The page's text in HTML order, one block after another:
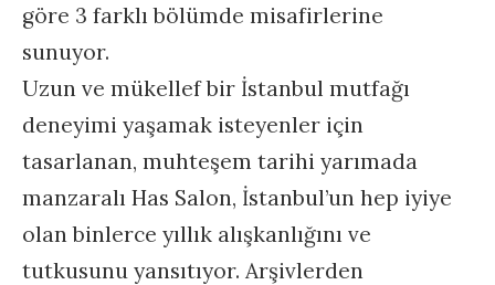
göre 3 farklı bölümde misafirlerine
sunuyor.
Uzun ve mükellef bir İstanbul mutfağı
deneyimi yaşamak isteyenler için
tasarlanan, muhteşem tarihi yarımada
manzaralı Has Salon, İstanbul’un hep iyiye
olan binlerce yıllık alışkanlığını ve
tutkusunu yansıtıyor. Arşivlerden